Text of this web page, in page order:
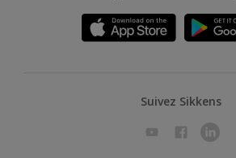
Suivez Sikkens